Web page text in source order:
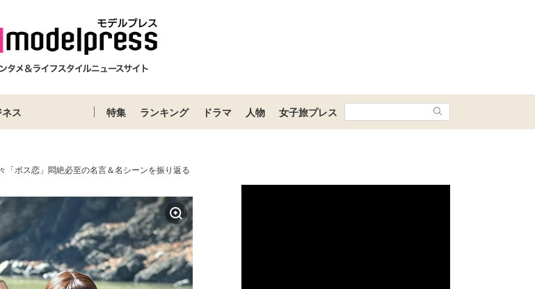
ス 特集 ランキング ドラマ 人物 女子旅プレス
「ボス恋」悶絶必至の名言＆名シーンを振り返る